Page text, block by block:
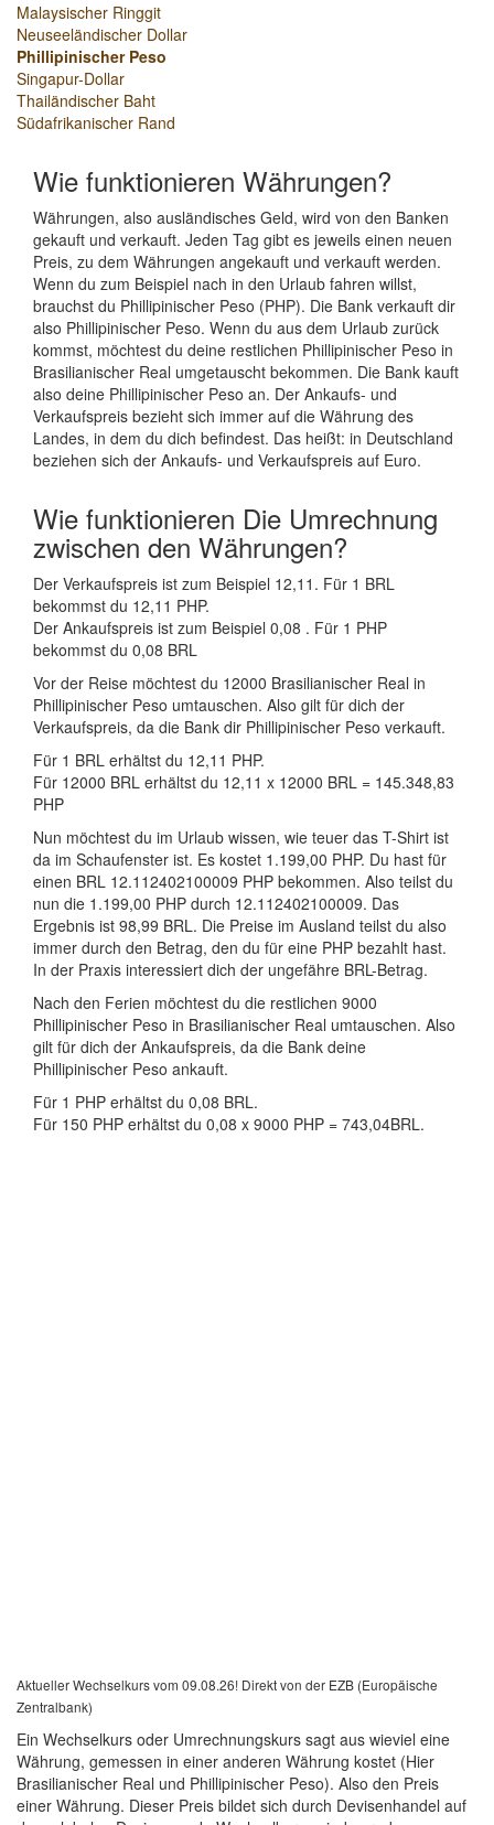
Malaysischer Ringgit
Neuseeländischer Dollar
Phillipinischer Peso
Singapur-Dollar
Thailändischer Baht
Südafrikanischer Rand
Wie funktionieren Währungen?
Währungen, also ausländisches Geld, wird von den Banken
gekauft und verkauft. Jeden Tag gibt es jeweils einen neuen
Preis, zu dem Währungen angekauft und verkauft werden.
Wenn du zum Beispiel nach in den Urlaub fahren willst,
brauchst du Phillipinischer Peso (PHP). Die Bank verkauft dir
also Phillipinischer Peso. Wenn du aus dem Urlaub zurück
kommst, möchtest du deine restlichen Phillipinischer Peso in
Brasilianischer Real umgetauscht bekommen. Die Bank kauft
also deine Phillipinischer Peso an. Der Ankaufs- und
Verkaufspreis bezieht sich immer auf die Währung des
Landes, in dem du dich befindest. Das heißt: in Deutschland
beziehen sich der Ankaufs- und Verkaufspreis auf Euro.
Wie funktionieren Die Umrechnung
zwischen den Währungen?
Der Verkaufspreis ist zum Beispiel 12,11. Für 1 BRL
bekommst du 12,11 PHP.
Der Ankaufspreis ist zum Beispiel 0,08 . Für 1 PHP
bekommst du 0,08 BRL
Vor der Reise möchtest du 12000 Brasilianischer Real in
Phillipinischer Peso umtauschen. Also gilt für dich der
Verkaufspreis, da die Bank dir Phillipinischer Peso verkauft.
Für 1 BRL erhältst du 12,11 PHP.
Für 12000 BRL erhältst du 12,11 x 12000 BRL = 145.348,83
PHP
Nun möchtest du im Urlaub wissen, wie teuer das T-Shirt ist
da im Schaufenster ist. Es kostet 1.199,00 PHP. Du hast für
einen BRL 12.112402100009 PHP bekommen. Also teilst du
nun die 1.199,00 PHP durch 12.112402100009. Das
Ergebnis ist 98,99 BRL. Die Preise im Ausland teilst du also
immer durch den Betrag, den du für eine PHP bezahlt hast.
In der Praxis interessiert dich der ungefähre BRL-Betrag.
Nach den Ferien möchtest du die restlichen 9000
Phillipinischer Peso in Brasilianischer Real umtauschen. Also
gilt für dich der Ankaufspreis, da die Bank deine
Phillipinischer Peso ankauft.
Für 1 PHP erhältst du 0,08 BRL.
Für 150 PHP erhältst du 0,08 x 9000 PHP = 743,04BRL.
Aktueller Wechselkurs vom 09.08.26! Direkt von der EZB (Europäische
Zentralbank)
Ein Wechselkurs oder Umrechnungskurs sagt aus wieviel eine
Währung, gemessen in einer anderen Währung kostet (Hier
Brasilianischer Real und Phillipinischer Peso). Also den Preis
einer Währung. Dieser Preis bildet sich durch Devisenhandel auf